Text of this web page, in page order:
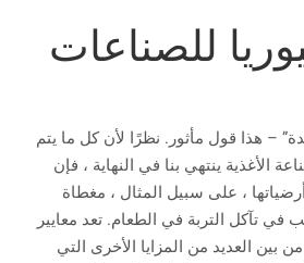
للصناعات
– هذا قول مأثور. نظرًا لأن كل ما يتم
الأغذية ينتهي بنا في النهاية ، فإن
، على سبيل المثال ، مغطاة
في تآكل التربة في الطعام. تعد معايير
بين العديد من المزايا الأخرى التي